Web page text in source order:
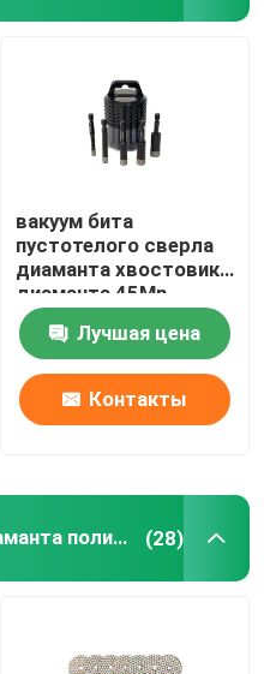
вакуум бита
пустотелого сверла
диаманта хвостовика
диаманта 45Mn
шестиугольный
установленный паял
Лучшая цена
Контакты
пусковая площадка диаманта полируя (28)